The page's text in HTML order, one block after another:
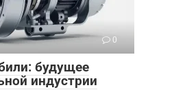
0
будущее
индустрии